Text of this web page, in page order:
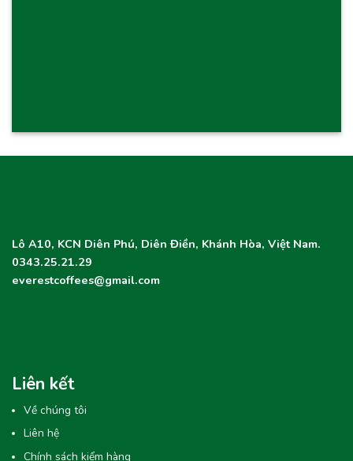
Lô A10, KCN Diên Phú, Diên Điền, Khánh Hòa, Việt Nam.
0343.25.21.29
everestcoffees@gmail.com
Liên kết
Về chúng tôi
Liên hệ
Chính sách kiểm hàng